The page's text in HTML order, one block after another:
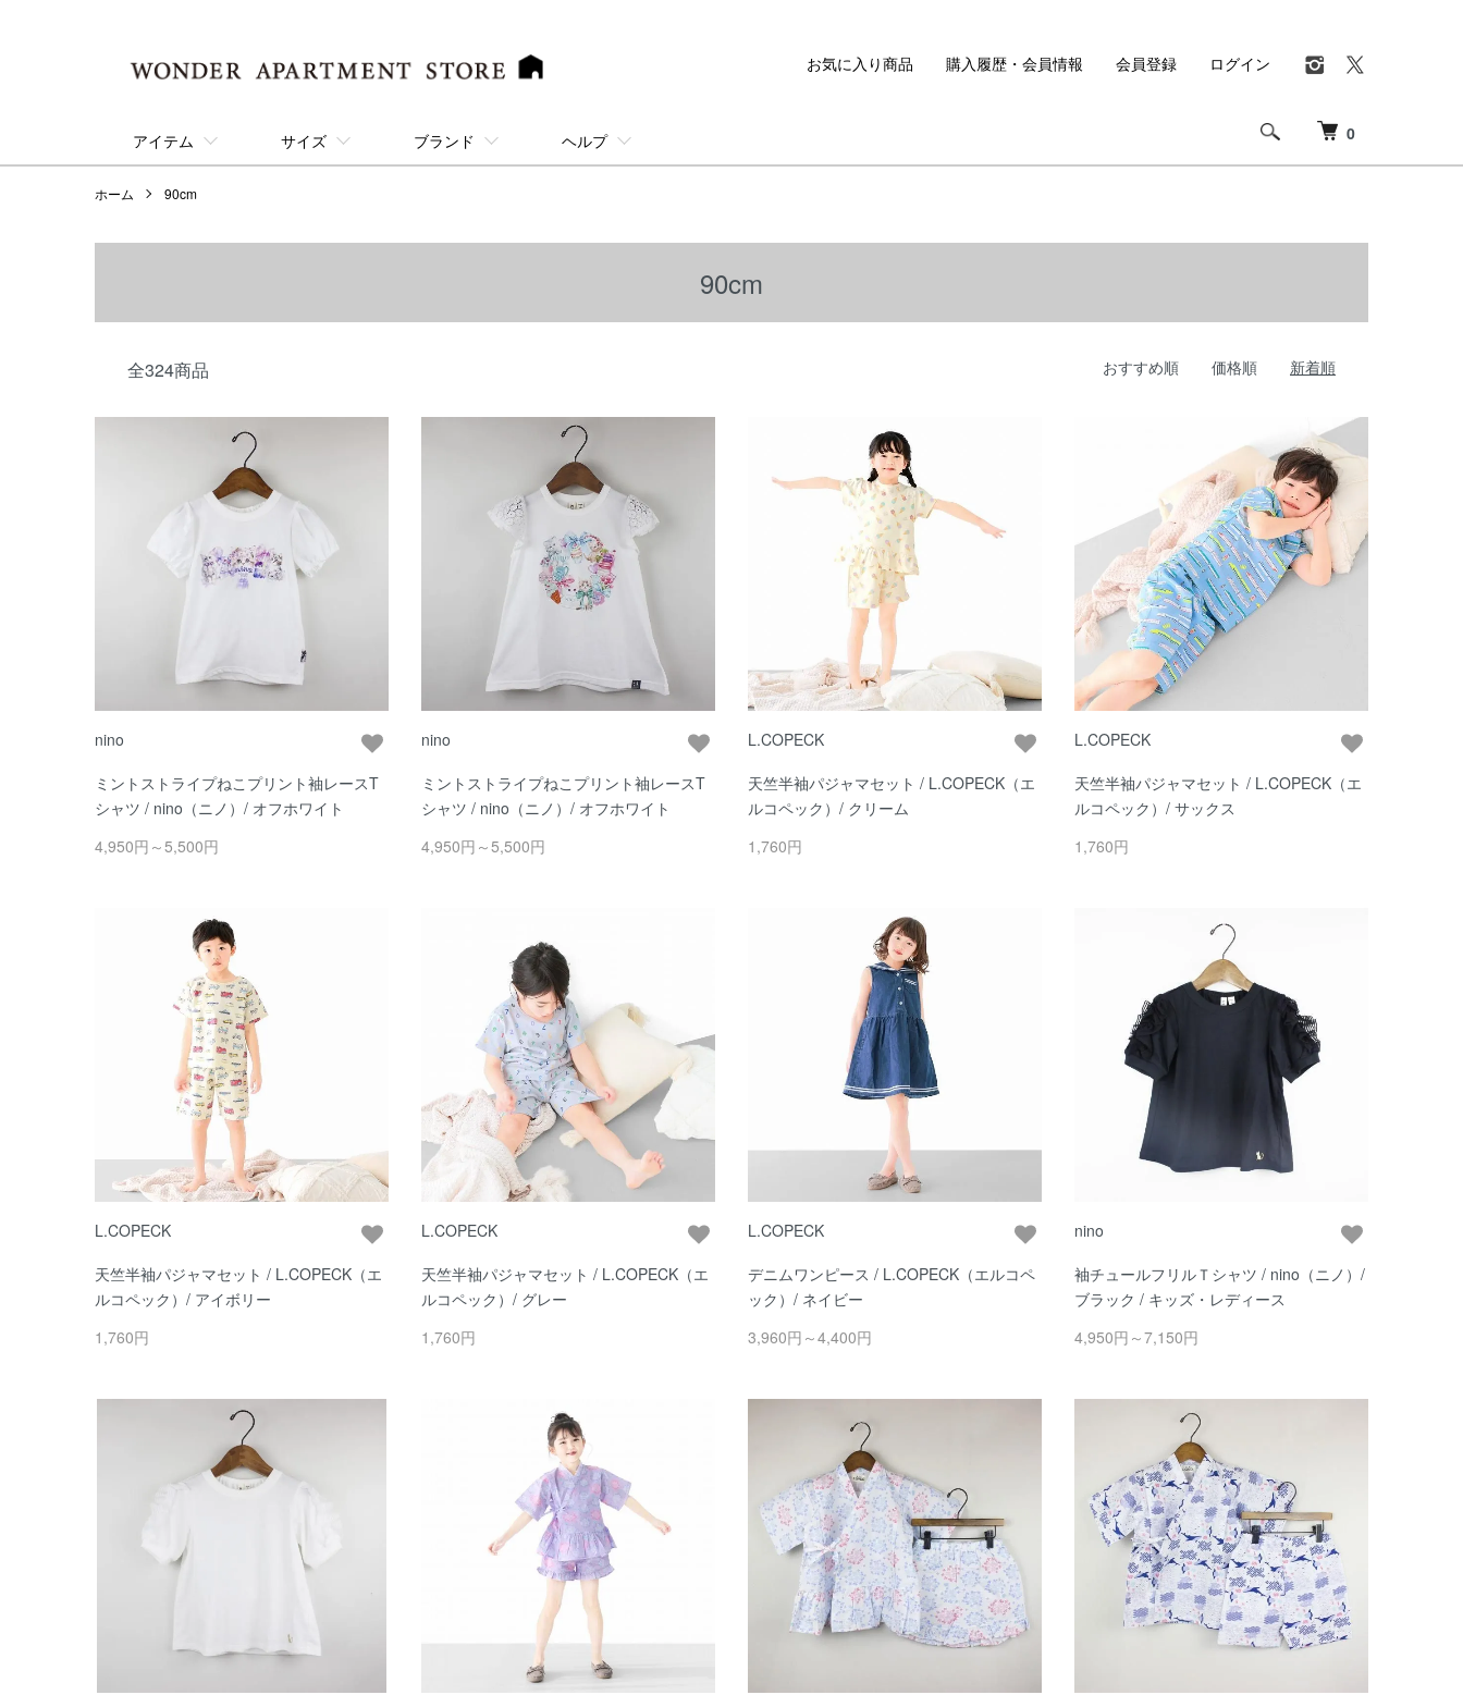
0
アイテム サイズ ブランド ヘルプ
お気に入り商品 購入履歴・会員情報 会員登録 ログイン
ホーム 90cm
90cm
全324商品 おすすめ順 価格順 新着順
nino
ミントストライプねこプリント袖レースT
シャツ / nino（ニノ）/ オフホワイト
4,950円～5,500円
nino
ミントストライプねこプリント袖レースT
シャツ / nino（ニノ）/ オフホワイト
4,950円～5,500円
L.COPECK
天竺半袖パジャマセット / L.COPECK（エ
ルコペック）/ クリーム
1,760円
L.COPECK
天竺半袖パジャマセット / L.COPECK（エ
ルコペック）/ サックス
1,760円
L.COPECK
天竺半袖パジャマセット / L.COPECK（エ
ルコペック）/ アイボリー
1,760円
L.COPECK
天竺半袖パジャマセット / L.COPECK（エ
ルコペック）/ グレー
1,760円
L.COPECK
デニムワンピース / L.COPECK（エルコペ
ック）/ ネイビー
3,960円～4,400円
nino
袖チュールフリルＴシャツ / nino（ニノ）/
ブラック / キッズ・レディース
4,950円～7,150円